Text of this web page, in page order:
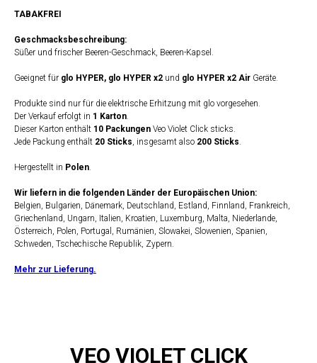
TABAKFREI
Geschmacksbeschreibung:
Süßer und frischer Beeren-Geschmack, Beeren-Kapsel.
Geeignet für glo HYPER, glo HYPER x2 und glo HYPER x2 Air Geräte.
Produkte sind nur für die elektrische Erhitzung mit glo vorgesehen.
Der Verkauf erfolgt in 1 Karton.
Dieser Karton enthält 10 Packungen Veo Violet Click sticks.
Jede Packung enthält 20 Sticks, insgesamt also 200 Sticks.
Hergestellt in Polen.
Wir liefern in die folgenden Länder der Europäischen Union:
Belgien, Bulgarien, Dänemark, Deutschland, Estland, Finnland, Frankreich,
Griechenland, Ungarn, Italien, Kroatien, Luxemburg, Malta, Niederlande,
Österreich, Polen, Portugal, Rumänien, Slowakei, Slowenien, Spanien,
Schweden, Tschechische Republik, Zypern.
Mehr zur Lieferung.
VEO VIOLET CLICK